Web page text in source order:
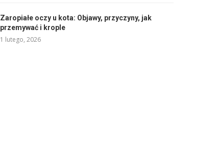
Zaropiałe oczy u kota: Objawy, przyczyny, jak
przemywać i krople
1 lutego, 2026